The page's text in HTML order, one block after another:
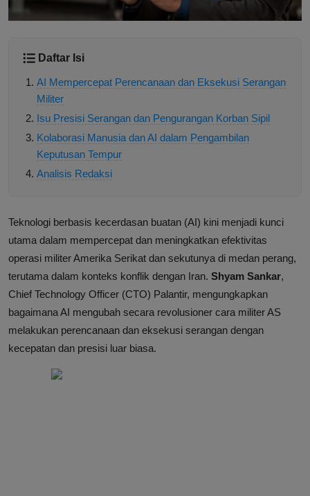
Daftar Isi
AI Mempercepat Perencanaan dan Eksekusi Serangan
Militer
Isu Presisi Serangan dan Pengurangan Korban Sipil
Kolaborasi Manusia dan AI dalam Pengambilan
Keputusan Tempur
Analisis Redaksi
Teknologi berbasis kecerdasan buatan (AI) kini menjadi kunci
utama dalam mempercepat dan meningkatkan efektivitas
operasi militer Amerika Serikat dan sekutunya di medan perang,
terutama dalam konteks konflik dengan Iran. Shyam Sankar,
Chief Technology Officer (CTO) Palantir, mengungkapkan
bagaimana AI mengubah secara revolusioner cara militer AS
melakukan perencanaan dan eksekusi serangan dengan
kecepatan dan presisi luar biasa.